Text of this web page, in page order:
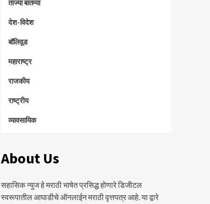
ताज्या बातम्या
देश-विदेश
बॉलिवूड
महाराष्ट्र
राजकीय
राष्ट्रीय
व्यावसायिक
About Us
सहासिक न्युज हे मराठी भाषेत प्रसिद्ध होणारे डिजीटल
स्वरूपातील आघाडीचे ऑनलाईन मराठी वृत्तपत्र आहे. या द्वारे